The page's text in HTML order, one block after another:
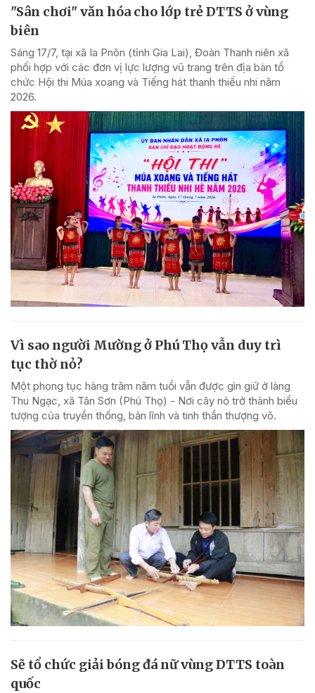
"Sân chơi" văn hóa cho lớp trẻ DTTS ở vùng
biên
Sáng 17/7, tại xã Ia Pnôn (tỉnh Gia Lai), Đoàn Thanh niên xã
phối hợp với các đơn vị lực lượng vũ trang trên địa bàn tổ
chức Hội thi Múa xoang và Tiếng hát thanh thiếu nhi năm
2026.
Vì sao người Mường ở Phú Thọ vẫn duy trì
tục thờ nỏ?
Một phong tục hàng trăm năm tuổi vẫn được gìn giữ ở làng
Thu Ngạc, xã Tân Sơn (Phú Thọ) - Nơi cây nỏ trở thành biểu
tượng của truyền thống, bản lĩnh và tinh thần thượng võ.
Sẽ tổ chức giải bóng đá nữ vùng DTTS toàn
quốc